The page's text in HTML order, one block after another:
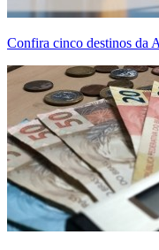
Confira cinco destinos da